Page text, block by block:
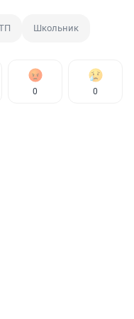
Школьник
0 0